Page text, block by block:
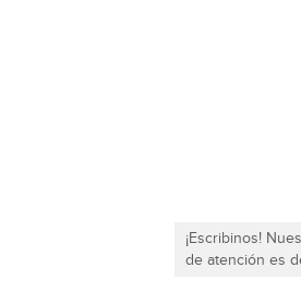
¡Escribinos!
de atención es